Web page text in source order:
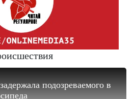
подозреваемого в